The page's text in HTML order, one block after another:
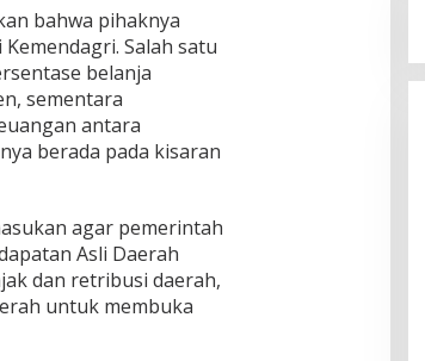
bahwa pihaknya
Salah satu
belanja
sementara
antara
berada pada kisaran
agar pemerintah
Asli Daerah
dan retribusi daerah,
untuk membuka